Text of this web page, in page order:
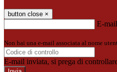
button close ×
E-mail
Non hai una e-mail associata al nome
E-mail inviata, si prega di